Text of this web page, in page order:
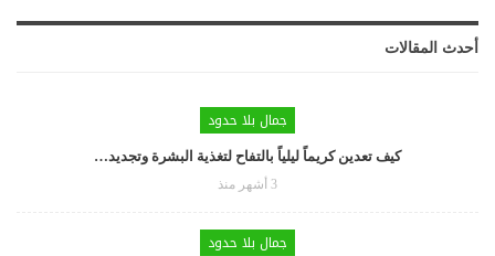
أحدث المقالات
جمال بلا حدود
كيف تعدين كريماً ليلياً بالتفاح لتغذية البشرة وتجديد…
3 أشهر منذ
جمال بلا حدود